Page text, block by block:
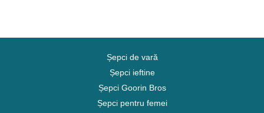
Șepci de vară
Șepci ieftine
Șepci Goorin Bros
Șepci pentru femei